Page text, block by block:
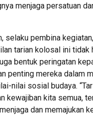
menjaga persatuan
selaku pembina
tarian kolosal ini tidak
bentuk peringatan
penting mereka dalam
nilai sosial budaya.
kewajiban kita semua,
dan memajukan